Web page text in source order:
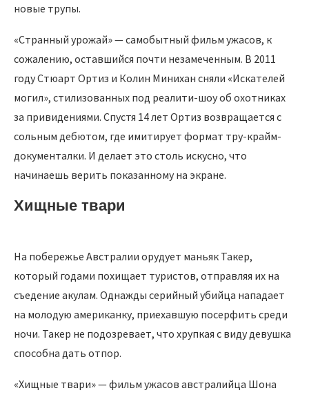
новые трупы.
«Странный урожай» — самобытный фильм ужасов, к
сожалению, оставшийся почти незамеченным. В 2011
году Стюарт Ортиз и Колин Минихан сняли «Искателей
могил», стилизованных под реалити-шоу об охотниках
за привидениями. Спустя 14 лет Ортиз возвращается с
сольным дебютом, где имитирует формат тру-крайм-
документалки. И делает это столь искусно, что
начинаешь верить показанному на экране.
Хищные твари
На побережье Австралии орудует маньяк Такер,
который годами похищает туристов, отправляя их на
съедение акулам. Однажды серийный убийца нападает
на молодую американку, приехавшую посерфить среди
ночи. Такер не подозревает, что хрупкая с виду девушка
способна дать отпор.
«Хищные твари» — фильм ужасов австралийца Шона